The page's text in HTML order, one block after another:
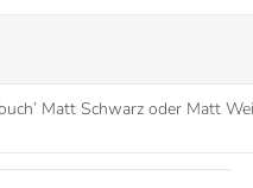
Matt Schwarz oder Matt